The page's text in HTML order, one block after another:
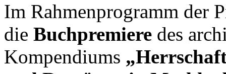
Im Rahmenprogramm der
die Buchpremiere des
Kompendiums